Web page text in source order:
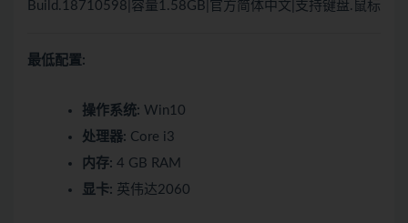
Build.18710598|容量1.58GB|官方简体中文|支持键盘.鼠标
最低配置:
操作系统: Win10
处理器: Core i3
内存: 4 GB RAM
显卡: 英伟达2060